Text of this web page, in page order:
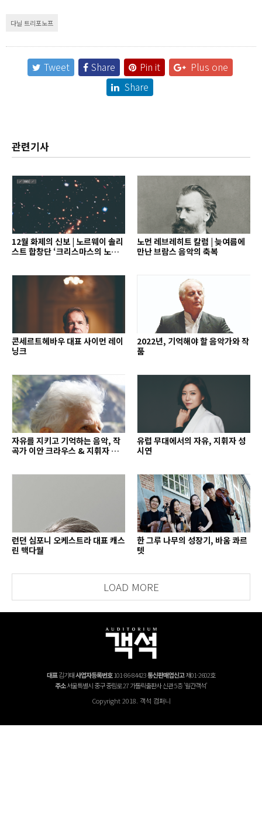
다닐 트리포노프
Tweet Share Pin it
Plus one
Share
관련기사
12월 화제의 신보 | 노르웨이 솔리
스트 합창단 ‘크리스마스의 노래’
노먼 레브레히트 칼럼 | 늦여름에
만난 브람스 음악의 축복
콘세르트헤바우 대표 사이먼 레이
닝크
2022년, 기억해야 할 음악가와 작
품
자유를 지키고 기억하는 음악, 작
곡가 이안 크라우스 & 지휘자 배
유럽 무대에서의 자유, 지휘자 성
시연
런던 심포니 오케스트라 대표 캐스
린 맥다월
한 그루 나무의 성장기, 바움 콰르
텟
LOAD MORE
대표김기태사업자등록번호101-86-84423통신판매업신고제01-2602호
주소서울특별시 중구 중림로 27 가톨릭출판사 신관 5층 '월간객석'
Copyright 2018. 객석 컴퍼니